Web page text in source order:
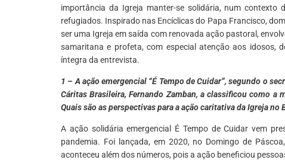
importância da Igreja manter-se solidária, num
refugiados. Inspirado nas Encíclicas do Papa Francisco,
ser uma Igreja em saída com renovada ação pastoral,
samaritana e profeta, com especial atenção aos idosos,
íntegra da entrevista.
1 – A ação emergencial “É Tempo de Cuidar”, segundo o
Cáritas Brasileira, Fernando Zamban, a classificou como
Quais são as perspectivas para a ação caritativa da Igreja no
A ação solidária emergencial É Tempo de Cuidar vem
pandemia. Foi lançada, em 2020, no Domingo de
aconteceu além dos números, pois a ação beneficiou